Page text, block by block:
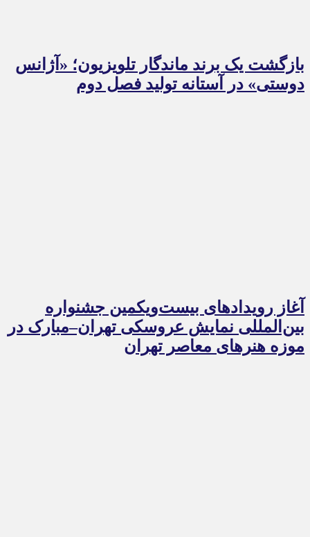
بازگشت یک برند ماندگار تلویزیون؛ «آژانس
دوستی» در آستانه تولید فصل دوم
آغاز رویدادهای بیست‌ویکمین جشنواره
بین‌المللی نمایش عروسکی تهران–مبارک در
موزه هنرهای معاصر تهران